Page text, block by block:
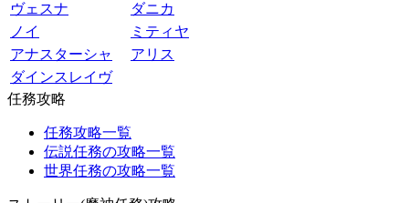
ヴェスナ
ダニカ
ノイ
ミティヤ
アナスターシャ
アリス
ダインスレイヴ
任務攻略
任務攻略一覧
伝説任務の攻略一覧
世界任務の攻略一覧